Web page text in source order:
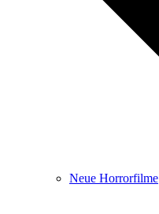
Neue Horrorfilme